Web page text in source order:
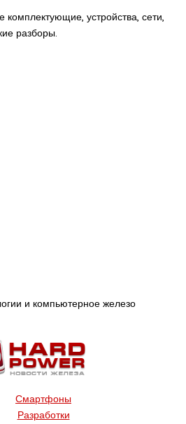
устройства, сети,
разборы.
и компьютерное железо
Смартфоны
Разработки